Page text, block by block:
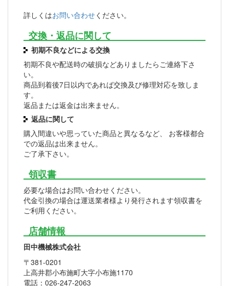
詳しくはお問い合わせください。
交換・返品に関して
初期不良などによる交換
初期不良や配送時の破損などありましたらご連絡下さ
い。
商品到着後7日以内であれば交換及び修理対応を致しま
す。
返品または返金は出来ません。
返品に関して
購入間違いや思っていた商品と異なるなど、 お客様都合
での返品は出来ません。
ご了承下さい。
領収書
必要な場合はお問い合わせください。
代金引換の場合は運送業者様より発行されます領収書を
ご利用ください。
店舗情報
田中機械株式会社
〒381-0201
上高井郡小布施町大字小布施1170
電話：026-247-2063